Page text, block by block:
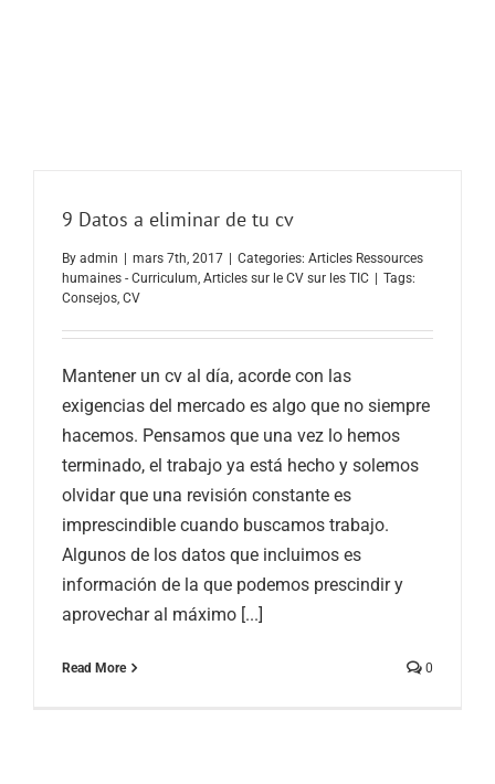
9 Datos a eliminar de tu cv
By admin | mars 7th, 2017 | Categories: Articles Ressources
humaines - Curriculum Articles sur le CV sur les TIC | Tags:
Consejos CV
Mantener un cv al día, acorde con las
exigencias del mercado es algo que no siempre
hacemos. Pensamos que una vez lo hemos
terminado, el trabajo ya está hecho y solemos
olvidar que una revisión constante es
imprescindible cuando buscamos trabajo.
Algunos de los datos que incluimos es
información de la que podemos prescindir y
aprovechar al máximo [...]
Read More 0